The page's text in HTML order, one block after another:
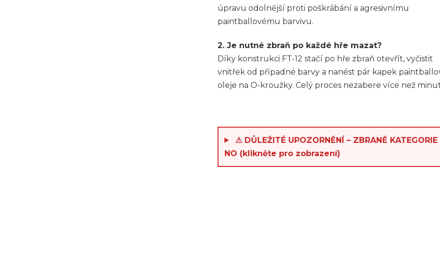
úpravu odolnější proti poškrábání a agresivnímu
paintballovému barvivu.
2. Je nutné zbraň po každé hře mazat?
Díky konstrukci FT-12 stačí po hře zbraň otevřít, vyčistit
vnitřek od případné barvy a nanést pár kapek
oleje na O-kroužky. Celý proces nezabere více než
⚠ DŮLEŽITÉ UPOZORNĚNÍ – ZBRANĚ KATEGORIE
NO (klikněte pro zobrazení)